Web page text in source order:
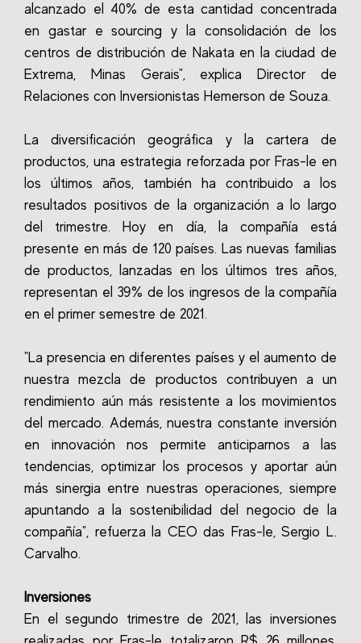
alcanzado el 40% de esta cantidad concentrada
en gastar e sourcing y la consolidación de los
centros de distribución de Nakata en la ciudad de
Extrema, Minas Gerais", explica Director de
Relaciones con Inversionistas Hemerson de Souza.
La diversificación geográfica y la cartera de
productos, una estrategia reforzada por Fras-le en
los últimos años, también ha contribuido a los
resultados positivos de la organización a lo largo
del trimestre. Hoy en día, la compañía está
presente en más de 120 países. Las nuevas familias
de productos, lanzadas en los últimos tres años,
representan el 39% de los ingresos de la compañía
en el primer semestre de 2021.
"La presencia en diferentes países y el aumento de
nuestra mezcla de productos contribuyen a un
rendimiento aún más resistente a los movimientos
del mercado. Además, nuestra constante inversión
en innovación nos permite anticiparnos a las
tendencias, optimizar los procesos y aportar aún
más sinergia entre nuestras operaciones, siempre
apuntando a la sostenibilidad del negocio de la
compañía", refuerza la CEO das Fras-le, Sergio L.
Carvalho.
Inversiones
En el segundo trimestre de 2021, las inversiones